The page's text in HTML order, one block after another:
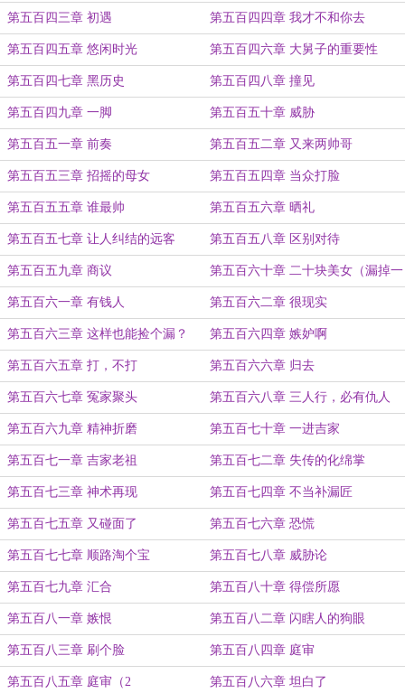
第五百四三章 初遇 第五百四四章 我才不和你去
第五百四五章 悠闲时光 第五百四六章 大舅子的重要性
第五百四七章 黑历史 第五百四八章 撞见
第五百四九章 一脚 第五百五十章 威胁
第五百五一章 前奏 第五百五二章 又来两帅哥
第五百五三章 招摇的母女 第五百五四章 当众打脸
第五百五五章 谁最帅 第五百五六章 晒礼
第五百五七章 让人纠结的远客 第五百五八章 区别对待
第五百五九章 商议 第五百六十章 二十块美女（漏掉一
章，补上）
第五百六一章 有钱人 第五百六二章 很现实
第五百六三章 这样也能捡个漏？ 第五百六四章 嫉妒啊
第五百六五章 打，不打 第五百六六章 归去
第五百六七章 冤家聚头 第五百六八章 三人行，必有仇人
第五百六九章 精神折磨 第五百七十章 一进吉家
第五百七一章 吉家老祖 第五百七二章 失传的化绵掌
第五百七三章 神术再现 第五百七四章 不当补漏匠
第五百七五章 又碰面了 第五百七六章 恐慌
第五百七七章 顺路淘个宝 第五百七八章 威胁论
第五百七九章 汇合 第五百八十章 得偿所愿
第五百八一章 嫉恨 第五百八二章 闪瞎人的狗眼
第五百八三章 刷个脸 第五百八四章 庭审
第五百八五章 庭审（2 第五百八六章 坦白了